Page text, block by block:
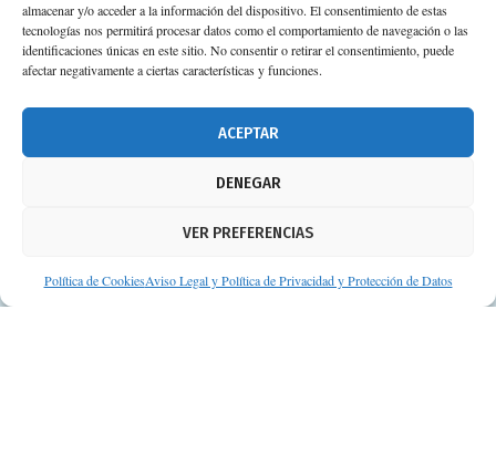
almacenar y/o acceder a la información del dispositivo. El consentimiento de estas
tecnologías nos permitirá procesar datos como el comportamiento de navegación o las
identificaciones únicas en este sitio. No consentir o retirar el consentimiento, puede
afectar negativamente a ciertas características y funciones.
ACEPTAR
DENEGAR
VER PREFERENCIAS
Política de CookiesAviso Legal y Política de Privacidad y Protección de Datos
Calle Camino de los Descubrimientos, 11,
Planta 3ª 41092 – Sevilla
674 02 62 03
Aviso legal
Protección de datos personales
Suscripción a Newsletter